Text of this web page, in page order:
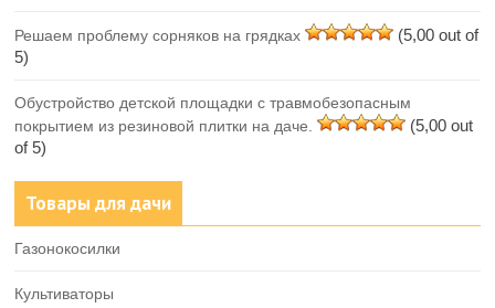
Решаем проблему сорняков на грядках
(5,00 out of
5)
Обустройство детской площадки с травмобезопасным
покрытием из резиновой плитки на даче.
(5,00 out
of 5)
Товары для дачи
Газонокосилки
Культиваторы